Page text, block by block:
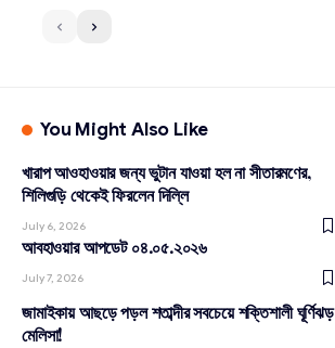
You Might Also Like
খারাপ আওহাওয়ার জন্য ভুটান যাওয়া হল না সীতারমণের,
শিলিগুড়ি থেকেই ফিরলেন দিল্লি
July 6, 2026
আবহাওয়ার আপডেট ০৪.০৫.২০২৬
July 7, 2026
জামাইকায় আছড়ে পড়ল শতাব্দীর সবচেয়ে শক্তিশালী ঘূর্ণিঝড়
মেলিসা!